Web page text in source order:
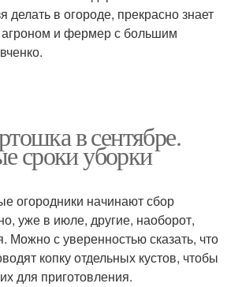
делать в огороде, прекрасно знает
и фермер с большим
в сентябре.
сроки уборки
огородники начинают сбор
уже в июле, другие, наоборот,
Можно с уверенностью сказать, что
копку отдельных кустов, чтобы
для приготовления.